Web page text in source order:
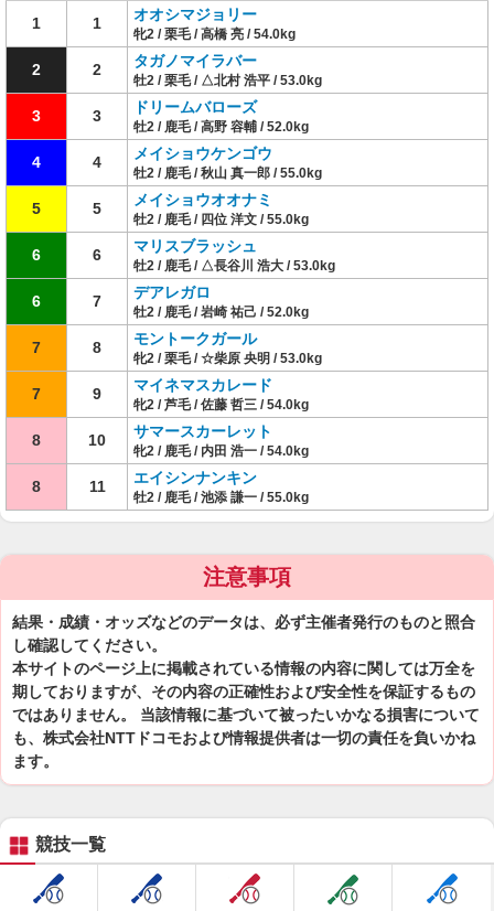
1 1 オオシマジョリー
牝2 / 栗毛 / 高橋 亮 / 54.0kg
2 2 タガノマイラバー
牡2 / 栗毛 / △北村 浩平 / 53.0kg
3 3 ドリームバローズ
牡2 / 鹿毛 / 高野 容輔 / 52.0kg
4 4 メイショウケンゴウ
牡2 / 鹿毛 / 秋山 真一郎 / 55.0kg
5 5 メイショウオオナミ
牡2 / 鹿毛 / 四位 洋文 / 55.0kg
6 6 マリスブラッシュ
牡2 / 鹿毛 / △長谷川 浩大 / 53.0kg
6 7 デアレガロ
牡2 / 鹿毛 / 岩崎 祐己 / 52.0kg
7 8 モントークガール
牝2 / 栗毛 / ☆柴原 央明 / 53.0kg
7 9 マイネマスカレード
牝2 / 芦毛 / 佐藤 哲三 / 54.0kg
8 10 サマースカーレット
牝2 / 鹿毛 / 内田 浩一 / 54.0kg
8 11 エイシンナンキン
牡2 / 鹿毛 / 池添 謙一 / 55.0kg
注意事項
結果・成績・オッズなどのデータは、必ず主催者発行のものと照合
し確認してください。
本サイトのページ上に掲載されている情報の内容に関しては万全を
期しておりますが、その内容の正確性および安全性を保証するもの
ではありません。 当該情報に基づいて被ったいかなる損害について
も、株式会社NTTドコモおよび情報提供者は一切の責任を負いかね
ます。
競技一覧